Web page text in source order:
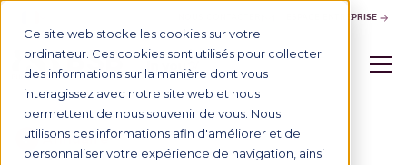
Ce site web stocke les cookies sur votre
ordinateur. Ces cookies sont utilisés pour collecter
des informations sur la manière dont vous
interagissez avec notre site web et nous
permettent de nous souvenir de vous. Nous
utilisons ces informations afin d'améliorer et de
personnaliser votre expérience de navigation, ainsi
ESPACE ENTREPRISE
Annuaire